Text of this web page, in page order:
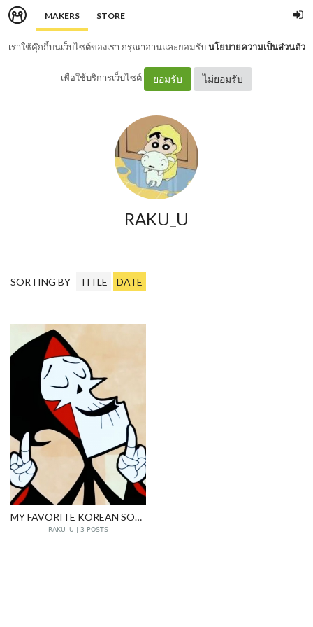
MAKERS STORE
เราใช้คุ๊กกี้บนเว็บไซต์ของเรา กรุณาอ่านและยอมรับนโยบายความเป็นส่วนตัว
เพื่อใช้บริการเว็บไซต์ ยอมรับ ไม่ยอมรับ
RAKU_U
SORTING BY TITLE DATE
MY FAVORITE KOREAN SONGS
RAKU_U | 3 POSTS